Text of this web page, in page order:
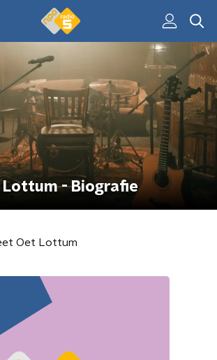
Lottum - Biografie
Oet Lottum